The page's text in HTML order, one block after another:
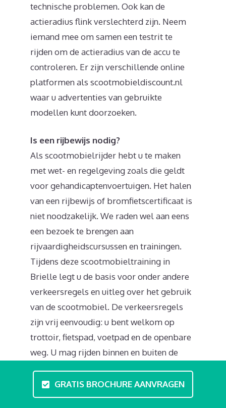
technische problemen. Ook kan de
actieradius flink verslechterd zijn. Neem
iemand mee om samen een testrit te
rijden om de actieradius van de accu te
controleren. Er zijn verschillende online
platformen als scootmobieldiscount.nl
waar u advertenties van gebruikte
modellen kunt doorzoeken.
Is een rijbewijs nodig?
Als scootmobielrijder hebt u te maken
met wet- en regelgeving zoals die geldt
voor gehandicaptenvoertuigen. Het halen
van een rijbewijs of bromfietscertificaat is
niet noodzakelijk. We raden wel aan eens
een bezoek te brengen aan
rijvaardigheidscursussen en trainingen.
Tijdens deze scootmobieltraining in
Brielle legt u de basis voor onder andere
verkeersregels en uitleg over het gebruik
van de scootmobiel. De verkeersregels
zijn vrij eenvoudig: u bent welkom op
trottoir, fietspad, voetpad en de openbare
weg. U mag rijden binnen en buiten de
altijd duidelijk richting aan. Het is
verboden om te rijden op de autoweg of
GRATIS BROCHURE AANVRAGEN